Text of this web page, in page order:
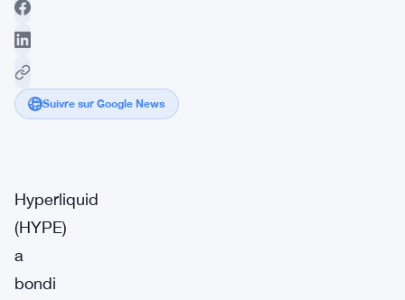
Suivre sur Google News
Hyperliquid
(HYPE)
a
bondi